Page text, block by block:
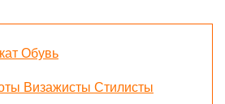
Обувь
Визажисты Стилисты